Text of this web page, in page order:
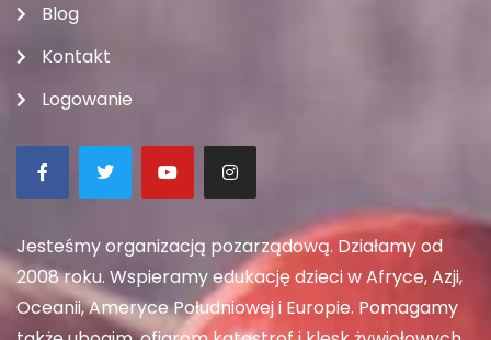
Blog
Kontakt
Logowanie
Jesteśmy organizacją pozarządową. Działamy od
2008 roku. Wspieramy edukację dzieci w Afryce, Azji,
Oceanii, Ameryce Południowej i Europie. Pomagamy